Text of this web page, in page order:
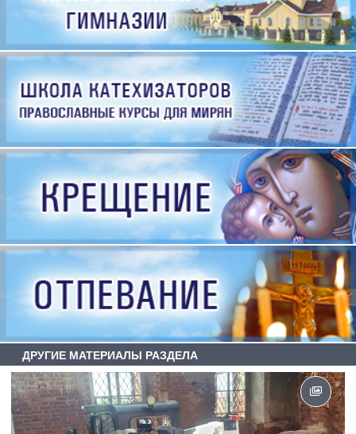
ДРУГИЕ МАТЕРИАЛЫ РАЗДЕЛА